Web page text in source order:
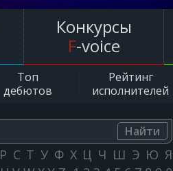
Конкурсы
F-voice
Топ
дебютов
Рейтинг
исполнителей
Найти
Р С Т У Ф Х Ц Ч Ш Э Ю Я